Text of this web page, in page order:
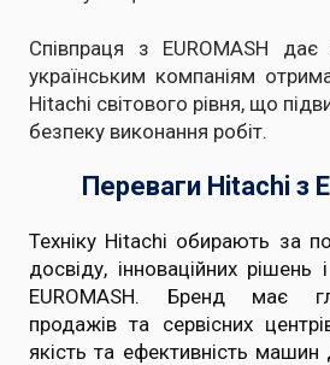
Співпраця з EUROMASH
українським компаніям
Hitachi світового рівня, що
безпеку виконання робіт.
Переваги Hitachi з
Техніку Hitachi обирають за
досвіду, інноваційних рішень
EUROMASH. Бренд має
продажів та сервісних
якість та ефективність машин